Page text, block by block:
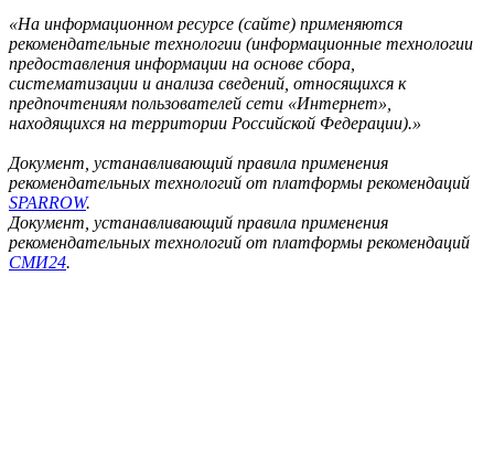
«На информационном ресурсе (сайте) применяются
рекомендательные технологии (информационные технологии
предоставления информации на основе сбора,
систематизации и анализа сведений, относящихся к
предпочтениям пользователей сети «Интернет»,
находящихся на территории Российской Федерации).»
Документ, устанавливающий правила применения
рекомендательных технологий от платформы рекомендаций
SPARROW.
Документ, устанавливающий правила применения
рекомендательных технологий от платформы рекомендаций
СМИ24.